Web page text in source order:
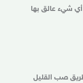
شيء عالق بها
صب القليل